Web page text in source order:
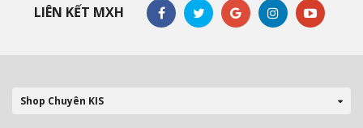
LIÊN KẾT MXH
Shop Chuyên KIS